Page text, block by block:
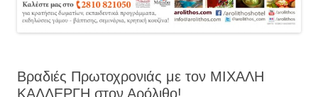
Βραδιές Πρωτοχρονιάς με τον ΜΙΧΑΛΗ
ΚΑΛΛΕΡΓΗ στον Αρόλιθο!